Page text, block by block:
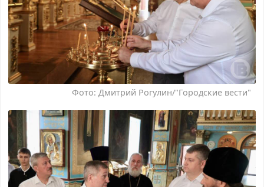
Фото: Дмитрий Рогулин/"Городские вести"